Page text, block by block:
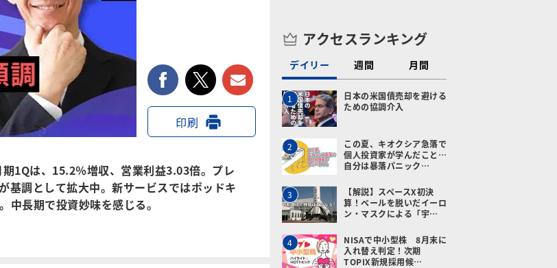
facebooktwitter メールで送る
印刷
1Qは、15.2％増収、営業利益3.03倍。プレ
基調として拡大中。新サービスではポッドキ
中長期で投資妙味を感じる。
アクセスランキング
デイリー 週間 月間
1
日本の米国債売却を避ける
ための協調介入
2
この夏、キオクシア急落で
個人投資家が学んだこと…
自分は暴落パニック…
3
【解説】スペースX初決
算！ベールを脱いだイーロ
ン・マスクによる「宇…
4
NISAで中小型株 8月末に
入れ替え判定！次期
TOPIX新規採用候…